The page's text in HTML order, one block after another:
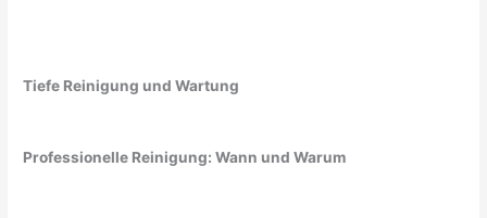
Tiefe Reinigung und Wartung
Professionelle Reinigung: Wann und Warum